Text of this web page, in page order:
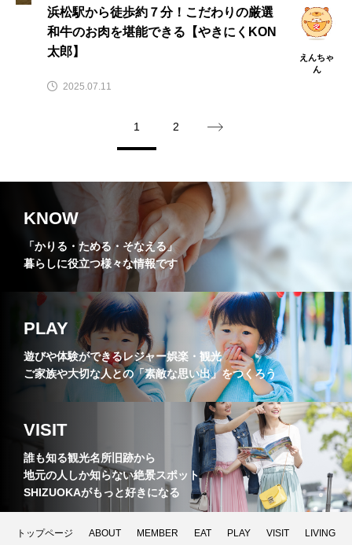
浜松駅から徒歩約７分！こだわりの厳選
和牛のお肉を堪能できる【やきにくKON
太郎】
えんちゃ
ん
2025.07.11
1 2
KNOW
「かりる・ためる・そなえる」
暮らしに役立つ様々な情報です
PLAY
遊びや体験ができるレジャー娯楽・観光
ご家族や大切な人との「素敵な思い出」をつくろう
VISIT
誰も知る観光名所旧跡から
地元の人しか知らない絶景スポット
SHIZUOKAがもっと好きになる
トップページ ABOUT MEMBER EAT PLAY VISIT LIVING